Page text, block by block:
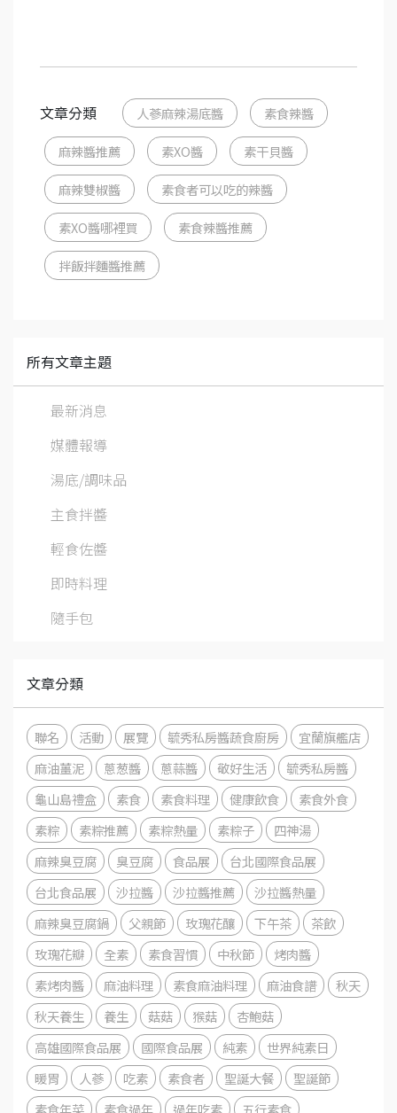
文章分類 人蔘麻辣湯底醬 素食辣醬
麻辣醬推薦 素XO醬 素干貝醬
麻辣雙椒醬 素食者可以吃的辣醬
素XO醬哪裡買 素食辣醬推薦
拌飯拌麵醬推薦
所有文章主題
最新消息
媒體報導
湯底/調味品
主食拌醬
輕食佐醬
即時料理
隨手包
文章分類
聯名 活動 展覽 毓秀私房醬蔬食廚房
宜蘭旗艦店
麻油薑泥
蔥葱醬 蔥蒜醬 敬好生活
毓秀私房醬
龜山島禮盒
素食 素食料理 健康飲食
素食外食
素粽
素粽推薦 素粽熱量 素粽子
四神湯
麻辣臭豆腐
臭豆腐 食品展
台北國際食品展
台北食品展
沙拉醬 沙拉醬推薦
沙拉醬熱量
麻辣臭豆腐鍋
父親節 玫瑰花釀 下午茶
茶飲
玫瑰花瓣
全素 素食習慣 中秋節
烤肉醬
素烤肉醬
麻油料理 素食麻油料理 麻油食譜
秋天
秋天養生
養生 菇菇 猴菇
杏鮑菇
高雄國際食品展
國際食品展 純素
世界純素日
暖胃
人蔘 吃素 素食者 聖誕大餐
聖誕節
素食年菜
素食過年 過年吃素 五行素食